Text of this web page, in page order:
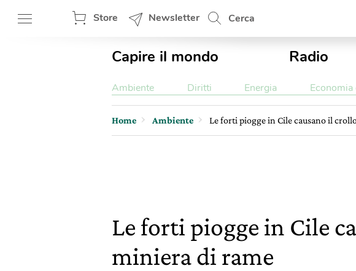
Store Newsletter Cerca
Capire il mondo Radio
Ambiente Diritti Energia
Home Ambiente Le forti piogge in Cile causano il
Le forti piogge in Cile
miniera di rame